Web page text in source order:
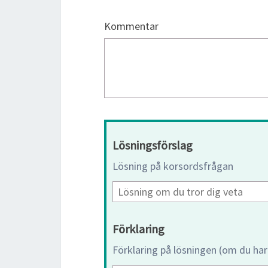
Kommentar
Lösningsförslag
Lösning på korsordsfrågan
Förklaring
Förklaring på lösningen (om du